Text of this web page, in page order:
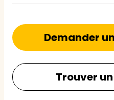
Demander
Trouver